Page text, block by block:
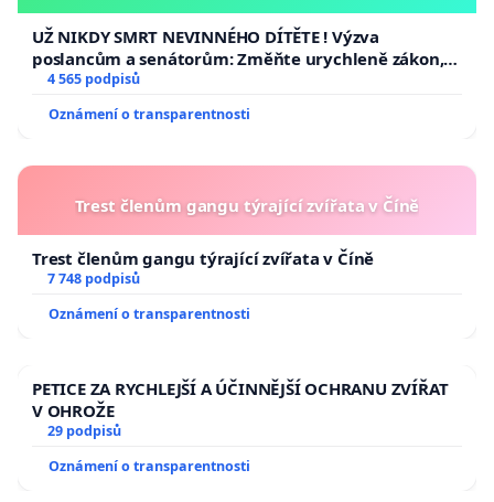
UŽ NIKDY SMRT NEVINNÉHO DÍTĚTE ! Výzva
poslancům a senátorům: Změňte urychleně zákon,
aby se tragédie malé Viktorky už nemohla opakovat!
4 565 podpisů
Oznámení o transparentnosti
Trest členům gangu týrající zvířata v Číně
Trest členům gangu týrající zvířata v Číně
7 748 podpisů
Oznámení o transparentnosti
PETICE ZA RYCHLEJŠÍ A ÚČINNĚJŠÍ OCHRANU ZVÍŘAT
V OHROŽE
29 podpisů
Oznámení o transparentnosti